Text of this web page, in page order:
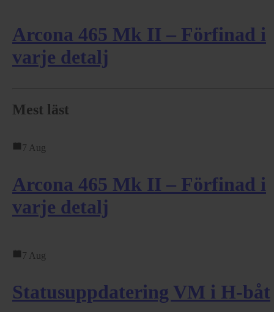
Arcona 465 Mk II – Förfinad i
varje detalj
Mest läst
7 Aug
Arcona 465 Mk II – Förfinad i
varje detalj
7 Aug
Statusuppdatering VM i H-båt